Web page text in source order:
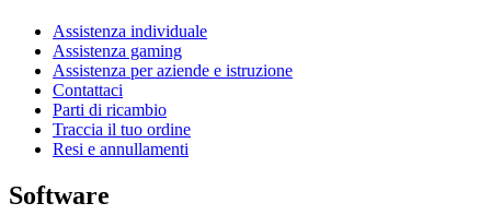
Assistenza individuale
Assistenza gaming
Assistenza per aziende e istruzione
Contattaci
Parti di ricambio
Traccia il tuo ordine
Resi e annullamenti
Software